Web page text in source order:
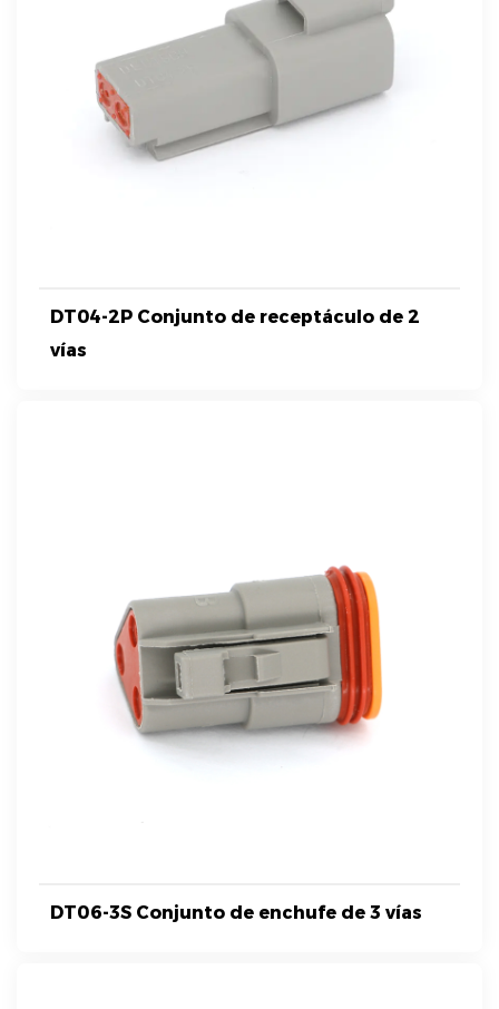
DT04-2P Conjunto de receptáculo de 2
vías
DT06-3S Conjunto de enchufe de 3 vías